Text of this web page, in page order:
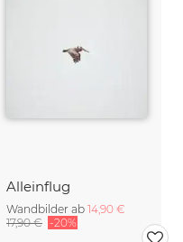
Alleinflug
Wandbilder ab 14,90 €
17,90 € -20%